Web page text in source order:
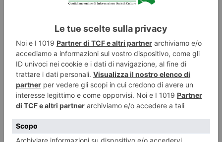
LASCIA UN COMMENTO